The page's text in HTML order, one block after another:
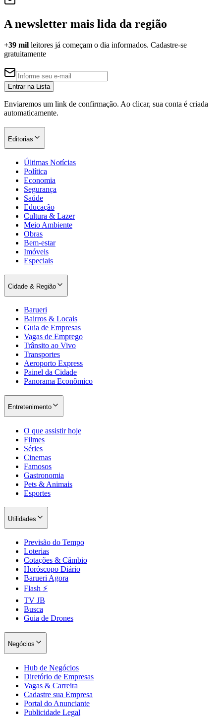
Corinthians
Palmeiras
São Paulo
A newsletter mais lida da região
+39 mil leitores já começam o dia informados. Cadastre-se
gratuitamente
Entrar na Lista
Enviaremos um link de confirmação. Ao clicar, sua conta é criada
automaticamente.
Editorias
Últimas Notícias
Política
Economia
Segurança
Saúde
Educação
Cultura & Lazer
Meio Ambiente
Obras
Bem-estar
Imóveis
Especiais
Cidade & Região
Barueri
Bairros & Locais
Guia de Empresas
Vagas de Emprego
Trânsito ao Vivo
Transportes
Aeroporto Express
Painel da Cidade
Panorama Econômico
Entretenimento
O que assistir hoje
Filmes
Séries
Cinemas
Famosos
Gastronomia
Pets & Animais
Esportes
Utilidades
Previsão do Tempo
Loterias
Cotações & Câmbio
Horóscopo Diário
Barueri Agora
Flash ⚡
TV JB
Busca
Guia de Drones
Negócios
Hub de Negócios
Diretório de Empresas
Vagas & Carreira
Cadastre sua Empresa
Portal do Anunciante
Publicidade Legal